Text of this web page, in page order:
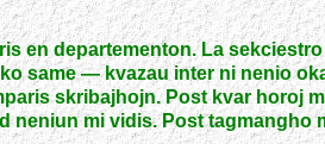
en departementon. La
same — kvazau inter ni nenio
skribajhojn. Post kvar horoj
neniun mi vidis. Post tagmangho